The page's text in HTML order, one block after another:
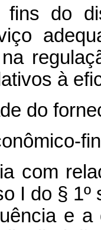
do
à
do
com
I do §
e